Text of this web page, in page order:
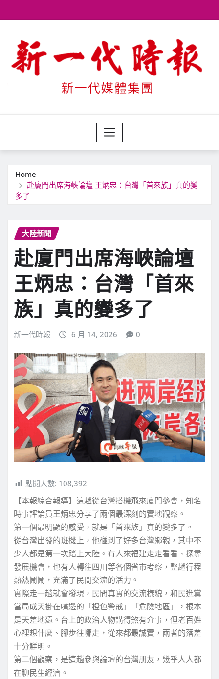
to
Home
赴廈門出席海峽論壇 王炳忠：台灣「首來族」真的變
多了
大陸新聞
赴廈門出席海峽論壇
王炳忠：台灣「首來
族」真的變多了
新一代時報 6 月 14, 2026 0
點閱人數: 108,392
【本報綜合報導】這趟從台灣搭機飛來廈門參會，知名
時事評論員王炳忠分享了兩個最深刻的實地觀察。
第一個最明顯的感受，就是「首來族」真的變多了。
從台灣出發的班機上，他碰到了好多台灣鄉親，其中不
少人都是第一次踏上大陸。有人來福建走走看看、探尋
發展機會，也有人轉往四川等各個省市考察，整趟行程
熱熱鬧鬧，充滿了民間交流的活力。
實際走一趟就會發現，民間真實的交流樣貌，和民進黨
當局成天掛在嘴邊的「橙色警戒」「危險地區」，根本
是天差地遠。台上的政治人物講得煞有介事，但老百姓
心裡想什麼、腳步往哪走，從來都最誠實，兩者的落差
十分鮮明。
第二個觀察，是這趟參與論壇的台灣朋友，幾乎人人都
在聊民生經濟。